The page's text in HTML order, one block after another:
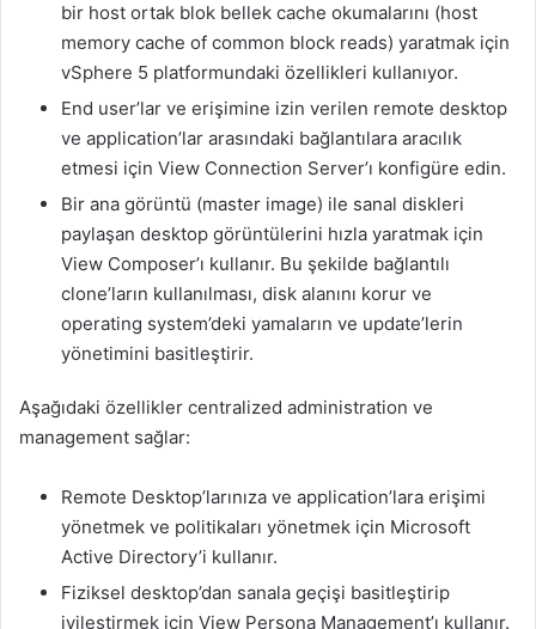
bir host ortak blok bellek cache okumalarını (host
memory cache of common block reads) yaratmak için
vSphere 5 platformundaki özellikleri kullanıyor.
End user’lar ve erişimine izin verilen remote desktop
ve application’lar arasındaki bağlantılara aracılık
etmesi için View Connection Server’ı konfigüre edin.
Bir ana görüntü (master image) ile sanal diskleri
paylaşan desktop görüntülerini hızla yaratmak için
View Composer’ı kullanır. Bu şekilde bağlantılı
clone’ların kullanılması, disk alanını korur ve
operating system’deki yamaların ve update’lerin
yönetimini basitleştirir.
Aşağıdaki özellikler centralized administration ve
management sağlar:
Remote Desktop’larınıza ve application’lara erişimi
yönetmek ve politikaları yönetmek için Microsoft
Active Directory’i kullanır.
Fiziksel desktop’dan sanala geçişi basitleştirip
iyileştirmek için View Persona Management’ı kullanır.